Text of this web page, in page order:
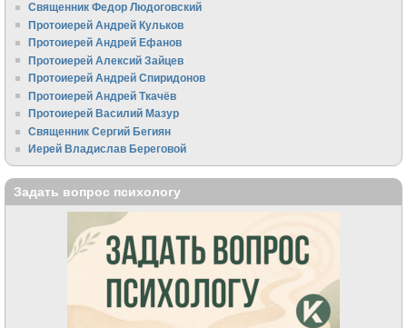
Священник Федор Людоговский
Протоиерей Андрей Кульков
Протоиерей Андрей Ефанов
Протоиерей Алексий Зайцев
Протоиерей Андрей Спиридонов
Протоиерей Андрей Ткачёв
Протоиерей Василий Мазур
Священник Сергий Бегиян
Иерей Владислав Береговой
Задать вопрос психологу